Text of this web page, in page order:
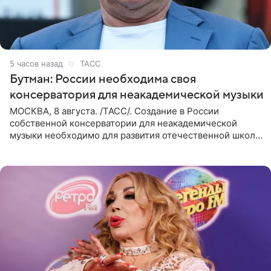
5 часов назад ТАСС
Бутман: России необходима своя
консерватория для неакадемической музыки
МОСКВА, 8 августа. /ТАСС/. Создание в России
собственной консерватории для неакадемической
музыки необходимо для развития отечественной школы